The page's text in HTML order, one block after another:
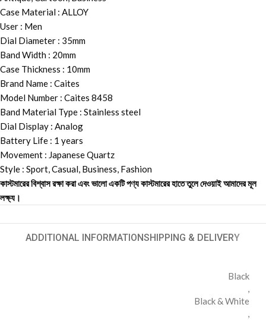
Case Material : ALLOY
User : Men
Dial Diameter : 35mm
Band Width : 20mm
Case Thickness : 10mm
Brand Name : Caites
Model Number : Caites 8458
Band Material Type : Stainless steel
Dial Display : Analog
Battery Life : 1 years
Movement : Japanese Quartz
Style : Sport, Casual, Business, Fashion
কাস্টমারের বিশ্বাস রক্ষা করা এবং ভালো একটি পণ্য কাস্টমারের হাতে তুলে দেওয়াই আমাদের মূল
লক্ষ্য।
ADDITIONAL INFORMATIONSHIPPING & DELIVERY
Black
,
Black & White
,